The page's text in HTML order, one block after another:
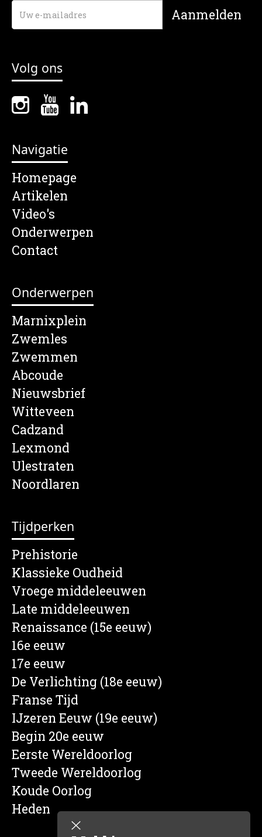
Volg ons
Navigatie
Homepage
Artikelen
Video's
Onderwerpen
Contact
Onderwerpen
Marnixplein
Zwemles
Zwemmen
Abcoude
Nieuwsbrief
Witteveen
Cadzand
Lexmond
Ulestraten
Noordlaren
Tijdperken
Prehistorie
Klassieke Oudheid
Vroege middeleeuwen
Late middeleeuwen
Renaissance (15e eeuw)
16e eeuw
17e eeuw
De Verlichting (18e eeuw)
Franse Tijd
IJzeren Eeuw (19e eeuw)
Begin 20e eeuw
Eerste Wereldoorlog
Tweede Wereldoorlog
Koude Oorlog
Heden